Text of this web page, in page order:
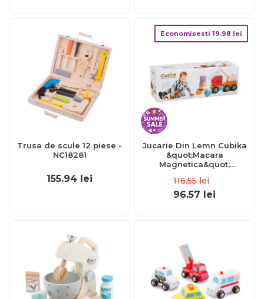
Trusa de scule 12 piese -
NC18281
155.94 lei
Economisesti 19.98 lei
Jucarie Din Lemn Cubika
&quot;Macara
Magnetica&quot;
116.55 lei
96.57 lei